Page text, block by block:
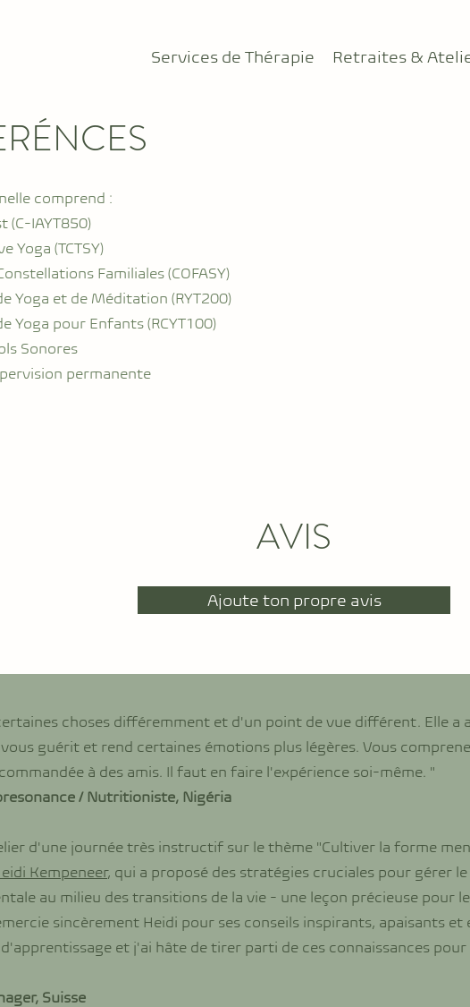
Services de Thérapie Retraites &
comprend :
(C-IAYT850)
Yoga (TCTSY)
Familiales (COFASY)
Yoga et de Méditation (RYT200)
Yoga pour Enfants (RCYT100)
Sonores
permanente
AVIS
Ajoute ton propre avis
choses différemment et d'un point de vue différent. Elle
guérit et rend certaines émotions plus légères. Vous
à des amis. Il faut en faire l'expérience soi-même.​​ "
/ Nutritioniste, Nigéria
d'une journée très instructif sur le thème "Cultiver la forme
Kempeneer, qui a proposé des stratégies cruciales pour gérer
au milieu des transitions de la vie - une leçon précieuse pour
sincèrement Heidi pour ses conseils inspirants, apaisants et
et j'ai hâte de tirer parti de ces connaissances
Suisse